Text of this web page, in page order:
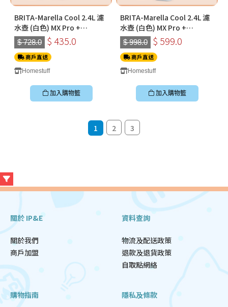
BRITA-Marella Cool 2.4L 濾
水壺 (白色) MX Pro +
MAXTRA PRO Pure
Performance 純淨全效全效
濾芯 (三件裝)
$ 728.0 $ 435.0
商戶直送
Homestuff
加入購物籃
BRITA-Marella Cool 2.4L 濾
水壺 (白色) MX Pro +
MAXTRA PRO Pure
Performance 純淨全效全效
濾芯 (六件裝)
$ 998.0 $ 599.0
商戶直送
Homestuff
加入購物籃
1 2 3
關於 IP&E
關於我們
商戶加盟
資料查詢
物流及配送政策
退款及退貨政策
自取點網絡
購物指南 隱私及條款